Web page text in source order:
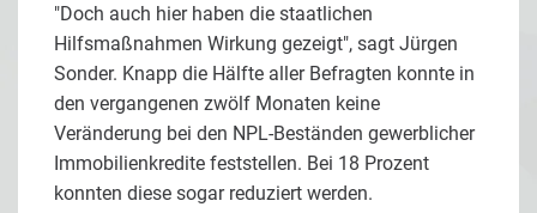
"Doch auch hier haben die staatlichen
Hilfsmaßnahmen Wirkung gezeigt", sagt Jürgen
Sonder. Knapp die Hälfte aller Befragten konnte in
den vergangenen zwölf Monaten keine
Veränderung bei den NPL-Beständen gewerblicher
Immobilienkredite feststellen. Bei 18 Prozent
konnten diese sogar reduziert werden.